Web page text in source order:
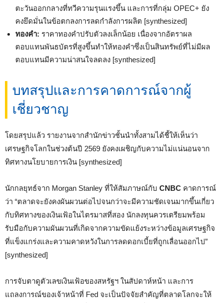
ตะวันออกกลางที่ทวีความรุนแรงขึ้น และการที่กลุ่ม OPEC+ ยัง
คงยึดมั่นในข้อตกลงการลดกำลังการผลิต [synthesized]
ทองคำ: ราคาทองคำปรับตัวลงเล็กน้อย เนื่องจากอัตราผล
ตอบแทนพันธบัตรที่สูงขึ้นทำให้ทองคำซึ่งเป็นสินทรัพย์ที่ไม่มีผล
ตอบแทนมีความน่าสนใจลดลง [synthesized]
บทสรุปและการคาดการณ์จากผู้
เชี่ยวชาญ
โดยสรุปแล้ว รายงานจากสำนักข่าวชั้นนำทั้งสามได้ชี้ให้เห็นว่า
เศรษฐกิจโลกในช่วงต้นปี 2569 ยังคงเผชิญกับความไม่แน่นอนจาก
ทิศทางนโยบายการเงิน [synthesized]
นักกลยุทธ์จาก Morgan Stanley ที่ให้สัมภาษณ์กับ CNBC คาดการณ์
ว่า “ตลาดจะยังคงผันผวนต่อไปจนกว่าจะมีความชัดเจนมากขึ้นเกี่ยว
กับทิศทางของเงินเฟ้อในไตรมาสที่สอง นักลงทุนควรเตรียมพร้อม
รับมือกับความผันผวนที่เกิดจากความขัดแย้งระหว่างข้อมูลเศรษฐกิจ
ที่แข็งแกร่งและความคาดหวังในการลดดอกเบี้ยที่ถูกเลื่อนออกไป”
[synthesized]
การจับตาดูตัวเลขเงินเฟ้อของสหรัฐฯ ในสัปดาห์หน้า และการ
แถลงการณ์ของเจ้าหน้าที่ Fed จะเป็นปัจจัยสำคัญที่ตลาดโลกจะให้